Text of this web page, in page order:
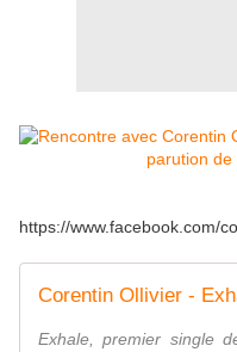
https://www.facebook.com/
Corentin Ollivier -
Exhale, premier single